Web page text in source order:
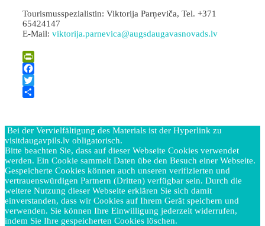
Tourismusspezialistin: Viktorija Parņeviča, Tel. +371
65424147
E-Mail: viktorija.parnevica@augsdaugavasnovads.lv
PrintFriendly
Facebook
Twitter
Bei der Vervielfältigung des Materials ist der Hyperlink zu
visitdaugavpils.lv obligatorisch.
Bitte beachten Sie, dass auf dieser Webseite Cookies verwendet
werden. Ein Cookie sammelt Daten übe den Besuch einer Webseite.
Gespeicherte Cookies können auch unseren verifizierten und
vertrauenswürdigen Partnern (Dritten) verfügbar sein. Durch die
weitere Nutzung dieser Webseite erklären Sie sich damit
einverstanden, dass wir Cookies auf Ihrem Gerät speichern und
verwenden. Sie können Ihre Einwilligung jederzeit widerrufen,
indem Sie Ihre gespeicherten Cookies löschen.